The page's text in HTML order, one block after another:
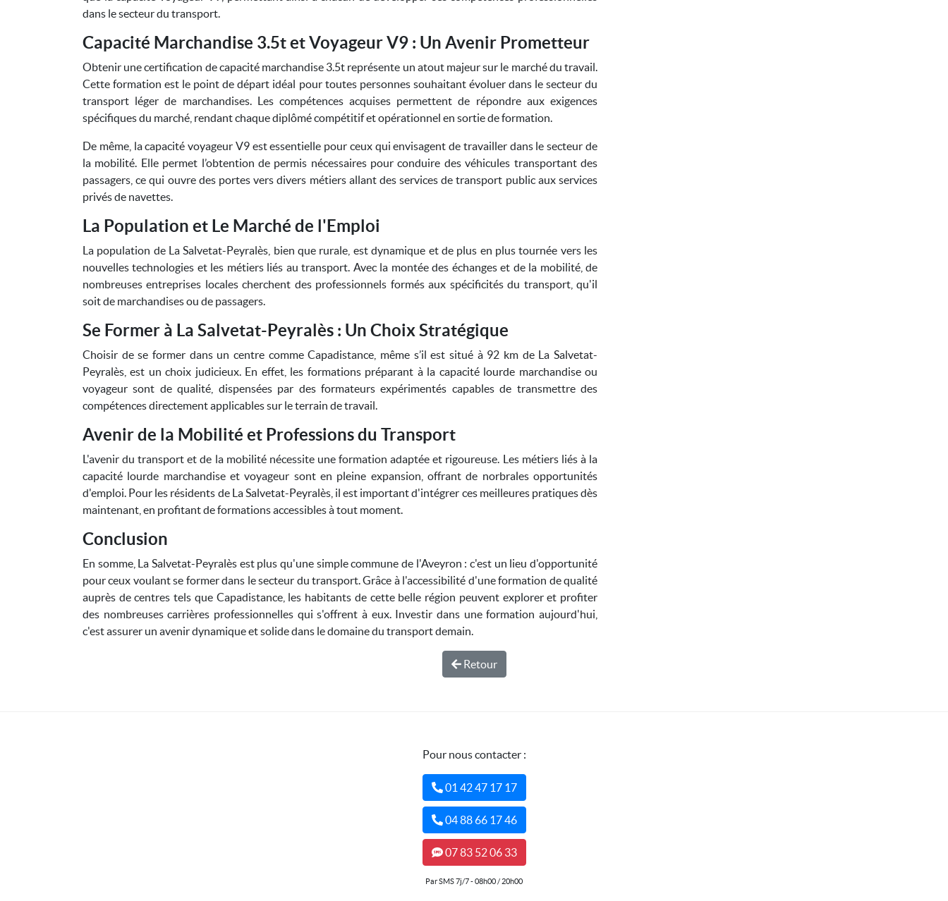
dans le secteur du transport.
Capacité Marchandise 3.5t et Voyageur V9 : Un Avenir Prometteur
Obtenir une certification de capacité marchandise 3.5t représente un atout majeur sur le marché du travail.
Cette formation est le point de départ idéal pour toutes personnes souhaitant évoluer dans le secteur du
transport léger de marchandises. Les compétences acquises permettent de répondre aux exigences
spécifiques du marché, rendant chaque diplômé compétitif et opérationnel en sortie de formation.
De même, la capacité voyageur V9 est essentielle pour ceux qui envisagent de travailler dans le secteur de
la mobilité. Elle permet l’obtention de permis nécessaires pour conduire des véhicules transportant des
passagers, ce qui ouvre des portes vers divers métiers allant des services de transport public aux services
privés de navettes.
La Population et Le Marché de l'Emploi
La population de La Salvetat-Peyralès, bien que rurale, est dynamique et de plus en plus tournée vers les
nouvelles technologies et les métiers liés au transport. Avec la montée des échanges et de la mobilité, de
nombreuses entreprises locales cherchent des professionnels formés aux spécificités du transport, qu'il
soit de marchandises ou de passagers.
Se Former à La Salvetat-Peyralès : Un Choix Stratégique
Choisir de se former dans un centre comme Capadistance, même s’il est situé à 92 km de La Salvetat-
Peyralès, est un choix judicieux. En effet, les formations préparant à la capacité lourde marchandise ou
voyageur sont de qualité, dispensées par des formateurs expérimentés capables de transmettre des
compétences directement applicables sur le terrain de travail.
Avenir de la Mobilité et Professions du Transport
L'avenir du transport et de la mobilité nécessite une formation adaptée et rigoureuse. Les métiers liés à la
capacité lourde marchandise et voyageur sont en pleine expansion, offrant de norbrales opportunités
d'emploi. Pour les résidents de La Salvetat-Peyralès, il est important d'intégrer ces meilleures pratiques dès
maintenant, en profitant de formations accessibles à tout moment.
Conclusion
En somme, La Salvetat-Peyralès est plus qu'une simple commune de l'Aveyron : c'est un lieu d'opportunité
pour ceux voulant se former dans le secteur du transport. Grâce à l'accessibilité d'une formation de qualité
auprès de centres tels que Capadistance, les habitants de cette belle région peuvent explorer et profiter
des nombreuses carrières professionnelles qui s'offrent à eux. Investir dans une formation aujourd'hui,
c'est assurer un avenir dynamique et solide dans le domaine du transport demain.
Retour
Pour nous contacter :
01 42 47 17 17
04 88 66 17 46
07 83 52 06 33
Par SMS 7j/7 - 08h00 / 20h00